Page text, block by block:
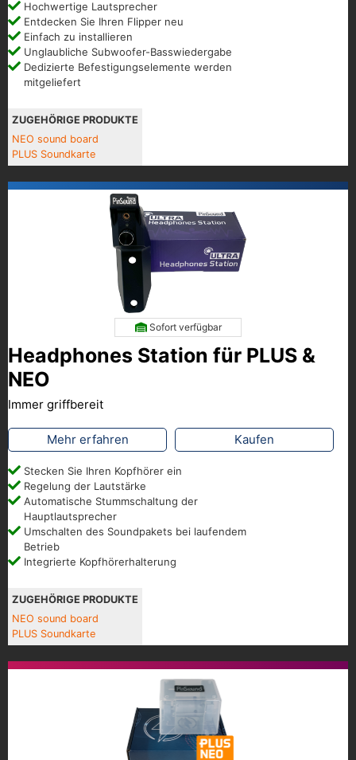
Hochwertige Lautsprecher
Entdecken Sie Ihren Flipper neu
Einfach zu installieren
Unglaubliche Subwoofer-Basswiedergabe
Dedizierte Befestigungselemente werden
mitgeliefert
ZUGEHÖRIGE PRODUKTE
NEO sound board
PLUS Soundkarte
Sofort verfügbar
Headphones Station für PLUS &
NEO
Immer griffbereit
Mehr erfahren Kaufen
Stecken Sie Ihren Kopfhörer ein
Regelung der Lautstärke
Automatische Stummschaltung der
Hauptlautsprecher
Umschalten des Soundpakets bei laufendem
Betrieb
Integrierte Kopfhörerhalterung
ZUGEHÖRIGE PRODUKTE
NEO sound board
PLUS Soundkarte